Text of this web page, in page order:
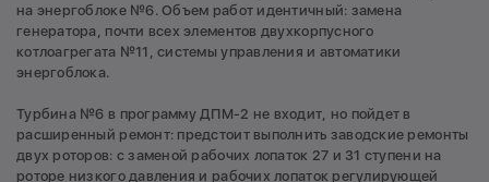
на энергоблоке №6. Объем работ идентичный: замена
генератора, почти всех элементов двухкорпусного
котлоагрегата №11, системы управления и автоматики
энергоблока.
Турбина №6 в программу ДПМ-2 не входит, но пойдет в
расширенный ремонт: предстоит выполнить заводские ремонты
двух роторов: с заменой рабочих лопаток 27 и 31 ступени на
роторе низкого давления и рабочих лопаток регулирующей